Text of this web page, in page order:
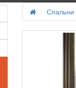
Спальни